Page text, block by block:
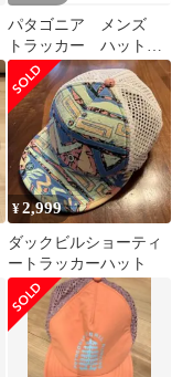
パタゴニア メンズ
トラッカー ハット
ブラック
¥2,999
ダックビルショーティ
ートラッカーハット